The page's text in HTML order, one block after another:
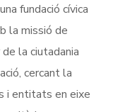
fundació cívica
la missió de
la ciutadania
cercant la
i entitats en eixe